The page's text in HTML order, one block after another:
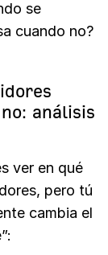
se
cuando no?
análisis
ver en qué
pero tú
cambia el